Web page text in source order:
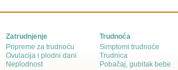
Zatrudnjenje
Pripreme za trudnoću
Ovulacija i plodni dani
Neplodnost
Trudnoća
Simptomi trudnoće
Trudnica
Pobačaj, gubitak bebe